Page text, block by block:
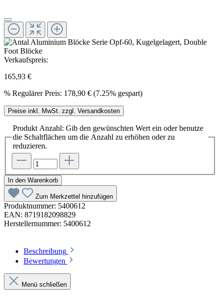
Verkaufspreis:
165,93 €
% Regulärer Preis: 178,90 € (7.25% gespart)
Preise inkl. MwSt. zzgl. Versandkosten
Produkt Anzahl: Gib den gewünschten Wert ein oder benutze
die Schaltflächen um die Anzahl zu erhöhen oder zu
reduzieren.
In den Warenkorb
Zum Merkzettel hinzufügen
Produktnummer: 5400612
EAN: 8719182098829
Herstellernummer: 5400612
Beschreibung
Bewertungen
Menü schließen